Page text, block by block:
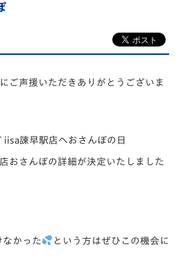
ご声援いただきありがとうございま
諫早駅店へおさんぽの日
おさんぽの詳細が決定いたしました
なかった
という方はぜひこの機会に